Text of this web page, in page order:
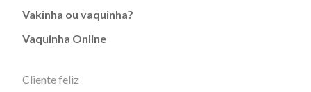
Vakinha ou vaquinha?
Vaquinha Online
Cliente feliz